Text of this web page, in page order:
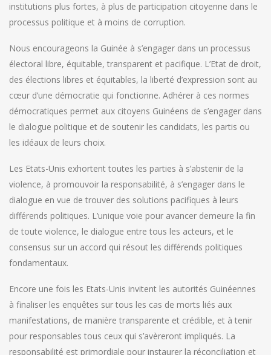
institutions plus fortes, à plus de participation citoyenne dans le
processus politique et à moins de corruption.
Nous encourageons la Guinée à s’engager dans un processus
électoral libre, équitable, transparent et pacifique. L’Etat de droit,
des élections libres et équitables, la liberté d’expression sont au
cœur d’une démocratie qui fonctionne. Adhérer à ces normes
démocratiques permet aux citoyens Guinéens de s’engager dans
le dialogue politique et de soutenir les candidats, les partis ou
les idéaux de leurs choix.
Les Etats-Unis exhortent toutes les parties à s’abstenir de la
violence, à promouvoir la responsabilité, à s’engager dans le
dialogue en vue de trouver des solutions pacifiques à leurs
différends politiques. L’unique voie pour avancer demeure la fin
de toute violence, le dialogue entre tous les acteurs, et le
consensus sur un accord qui résout les différends politiques
fondamentaux.
Encore une fois les Etats-Unis invitent les autorités Guinéennes
à finaliser les enquêtes sur tous les cas de morts liés aux
manifestations, de manière transparente et crédible, et à tenir
pour responsables tous ceux qui s’avèreront impliqués. La
responsabilité est primordiale pour instaurer la réconciliation et